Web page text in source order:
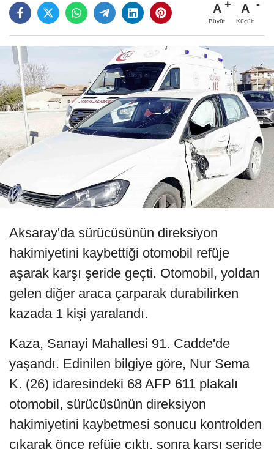
A
Büyüt
A
Küçült
Aksaray'da sürücüsünün direksiyon
hakimiyetini kaybettiği otomobil refüje
aşarak karşı şeride geçti. Otomobil, yoldan
gelen diğer araca çarparak durabilirken
kazada 1 kişi yaralandı.
Kaza, Sanayi Mahallesi 91. Cadde'de
yaşandı. Edinilen bilgiye göre, Nur Sema
K. (26) idaresindeki 68 AFP 611 plakalı
otomobil, sürücüsünün direksiyon
hakimiyetini kaybetmesi sonucu kontrolden
çıkarak önce refüje çıktı, sonra karşı şeride